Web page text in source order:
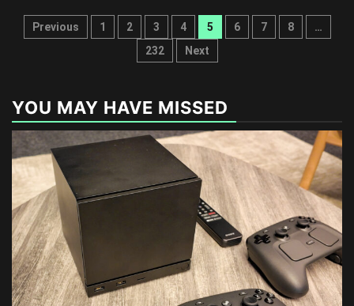
Posts
Previous 1 2 3 4 5 6 7 8
…
232
Next
YOU MAY HAVE MISSED